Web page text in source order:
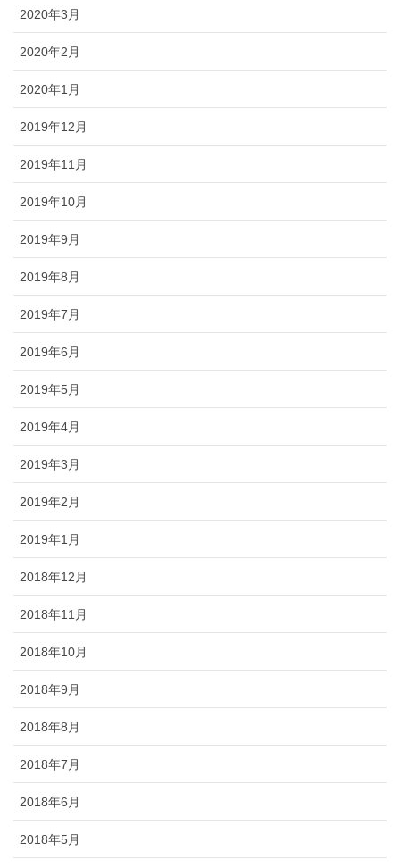
2020年3月
2020年2月
2020年1月
2019年12月
2019年11月
2019年10月
2019年9月
2019年8月
2019年7月
2019年6月
2019年5月
2019年4月
2019年3月
2019年2月
2019年1月
2018年12月
2018年11月
2018年10月
2018年9月
2018年8月
2018年7月
2018年6月
2018年5月